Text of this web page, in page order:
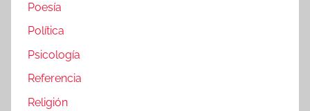
Poesía
Política
Psicología
Referencia
Religión